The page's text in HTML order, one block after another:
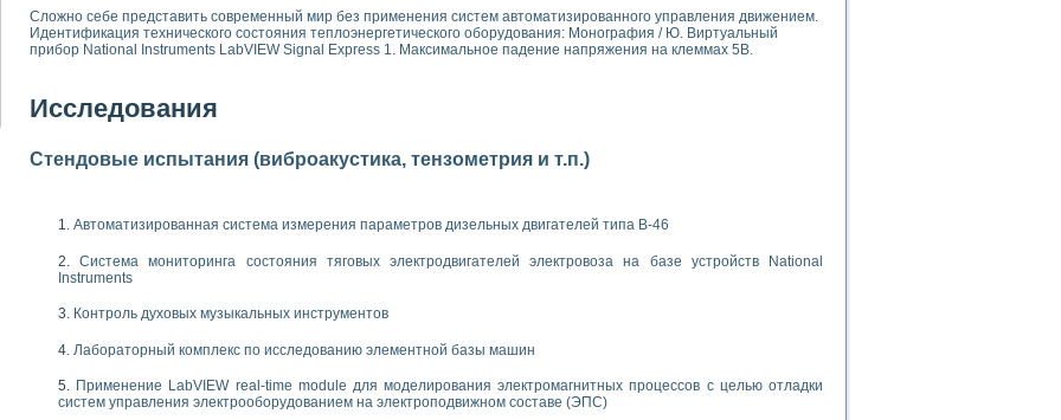
комплекс на базе LabVIEW для исследования наноструктур
и оптимизации тепловой обработки биопродуктов с применением современных информационных технологий и программных средств
функциональных возможностей алгоритма полигармонической экстраполяции
экономичного виртуального полярографа на основе платы USB 6008 в среде LabVIEW
макрочастиц в упорядоченных плазменно-пылевых структурах
диагностики крови
дисперсных продуктов при обработке возмущениями давления
сверхпроводящим соленоидом с биквадрантным источником тока
осадка в реальном времени
характеристик солнечных элементов и модулей
анализа в медицинской эндоскопии
газовых пузырьков по данным эхолокационного зондирования с применением технологии виртуальных приборов
Сложно себе представить современный мир без применения систем автоматизированного управления движением.
Идентификация технического состояния теплоэнергетического оборудования: Монография / Ю. Виртуальный
прибор National Instruments LabVIEW Signal Express 1. Максимальное падение напряжения на клеммах 5В.
Исследования
Стендовые испытания (виброакустика, тензометрия и т.п.)
Автоматизированная система измерения параметров дизельных двигателей типа В-46
Система мониторинга состояния тяговых электродвигателей электровоза на базе устройств National
Instruments
Контроль духовых музыкальных инструментов
Лабораторный комплекс по исследованию элементной базы машин
Применение LabVIEW real-time module для моделирования электромагнитных процессов с целью отладки
систем управления электрооборудованием на электроподвижном составе (ЭПС)